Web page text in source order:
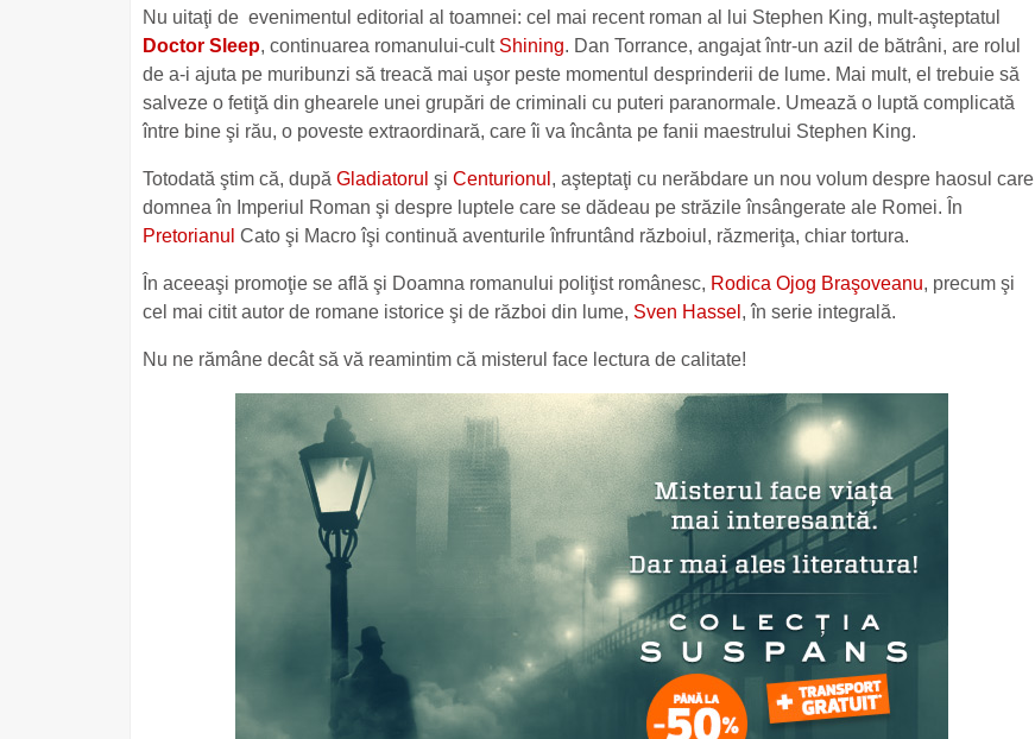
Nu uitaţi de evenimentul editorial al toamnei: cel mai recent roman al lui Stephen King, mult-aşteptatul
Doctor Sleep, continuarea romanului-cult Shining. Dan Torrance, angajat într-un azil de bătrâni, are rolul
de a-i ajuta pe muribunzi să treacă mai uşor peste momentul desprinderii de lume. Mai mult, el trebuie să
salveze o fetiţă din ghearele unei grupări de criminali cu puteri paranormale. Umează o luptă complicată
între bine şi rău, o poveste extraordinară, care îi va încânta pe fanii maestrului Stephen King.
Totodată ştim că, după Gladiatorul şi Centurionul , aşteptaţi cu nerăbdare un nou volum despre haosul care
domnea în Imperiul Roman şi despre luptele care se dădeau pe străzile însângerate ale Romei. În
Pretorianul Cato şi Macro îşi continuă aventurile înfruntând războiul, răzmeriţa, chiar tortura.
În aceeaşi promoţie se află şi Doamna romanului poliţist românesc, Rodica Ojog Braşoveanu, precum şi
cel mai citit autor de romane istorice şi de război din lume, Sven Hassel , în serie integrală.
Nu ne rămâne decât să vă reamintim că misterul face lectura de calitate!